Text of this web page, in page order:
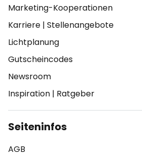
Marketing-Kooperationen
Karriere | Stellenangebote
Lichtplanung
Gutscheincodes
Newsroom
Inspiration | Ratgeber
Seiteninfos
AGB